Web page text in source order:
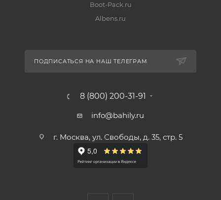
Boot-Pack.ru
Albens.ru
ПОДПИСАТЬСЯ НА НАШ ТЕЛЕГРАМ
8 (800) 200-31-91
info@bahily.ru
г. Москва, ул. Свободы, д. 35, стр. 5